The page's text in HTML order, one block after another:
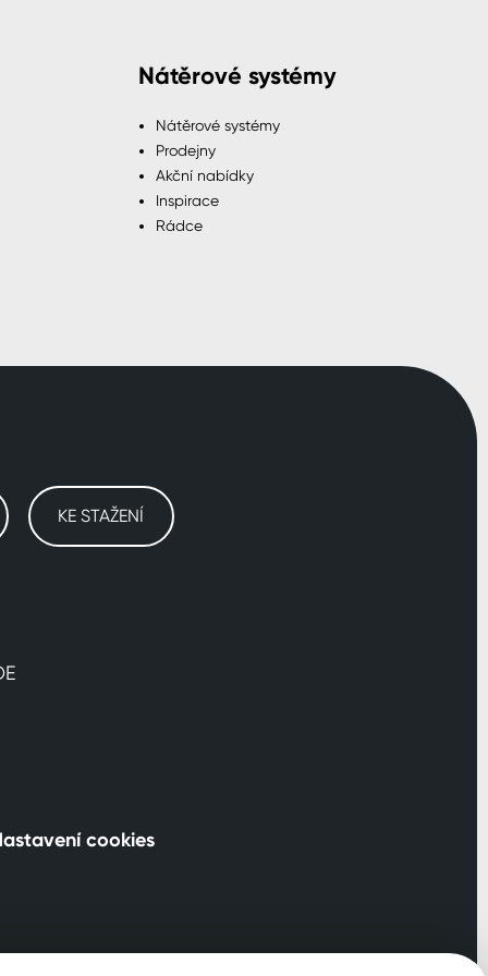
Nátěrové systémy
Nátěrové systémy
Prodejny
Akční nabídky
Inspirace
Rádce
KE STAŽENÍ
cookies